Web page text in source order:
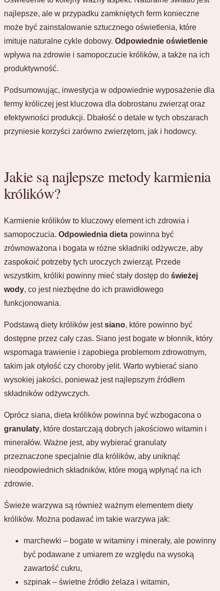
najlepsze, ale w przypadku zamkniętych ferm konieczne
może być zainstalowanie sztucznego oświetlenia, które
imituje naturalne cykle dobowy. Odpowiednie oświetlenie
wpływa na zdrowie i samopoczucie królików, a także na ich
produktywność.
Podsumowując, inwestycja w odpowiednie wyposażenie dla
fermy króliczej jest kluczowa dla dobrostanu zwierząt oraz
efektywności produkcji. Dbałość o detale w tych obszarach
przyniesie korzyści zarówno zwierzętom, jak i hodowcy.
Jakie są najlepsze metody karmienia
królików?
Karmienie królików to kluczowy element ich zdrowia i
samopoczucia. Odpowiednia dieta powinna być
zrównoważona i bogata w różne składniki odżywcze, aby
zaspokoić potrzeby tych uroczych zwierząt. Przede
wszystkim, króliki powinny mieć stały dostęp do świeżej
wody, co jest niezbędne do ich prawidłowego
funkcjonowania.
Podstawą diety królików jestsiano, które powinno być
dostępne przez cały czas. Siano jest bogate w błonnik, który
wspomaga trawienie i zapobiega problemom zdrowotnym,
takim jak otyłość czy choroby jelit. Warto wybierać siano
wysokiej jakości, ponieważ jest najlepszym źródłem
składników odżywczych.
Oprócz siana, dieta królików powinna być wzbogacona o
granulaty, które dostarczają dobrych jakościowo witamin i
minerałów. Ważne jest, aby wybierać granulaty
przeznaczone specjalnie dla królików, aby uniknąć
nieodpowiednich składników, które mogą wpłynąć na ich
zdrowie.
Świeże warzywa są również ważnym elementem diety
królików. Można podawać im takie warzywa jak:
marchewki – bogate w witaminy i minerały, ale powinny
być podawane z umiarem ze względu na wysoką
zawartość cukru,
szpinak – świetne źródło żelaza i witamin,